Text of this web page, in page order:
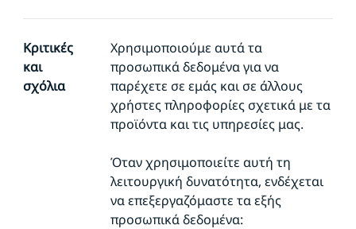
Κριτικές
και
σχόλια
Χρησιμοποιούμε αυτά τα
προσωπικά δεδομένα για να
παρέχετε σε εμάς και σε άλλους
χρήστες πληροφορίες σχετικά με τα
προϊόντα και τις υπηρεσίες μας.
Όταν χρησιμοποιείτε αυτή τη
λειτουργική δυνατότητα, ενδέχεται
να επεξεργαζόμαστε τα εξής
προσωπικά δεδομένα: